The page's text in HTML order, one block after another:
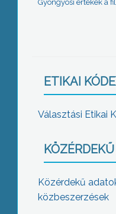
Gyöngyösi értékek a
ETIKAI
Választási Etikai
Közérdekű
közbeszerzések